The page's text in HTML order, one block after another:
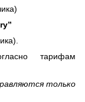
тарифам
только